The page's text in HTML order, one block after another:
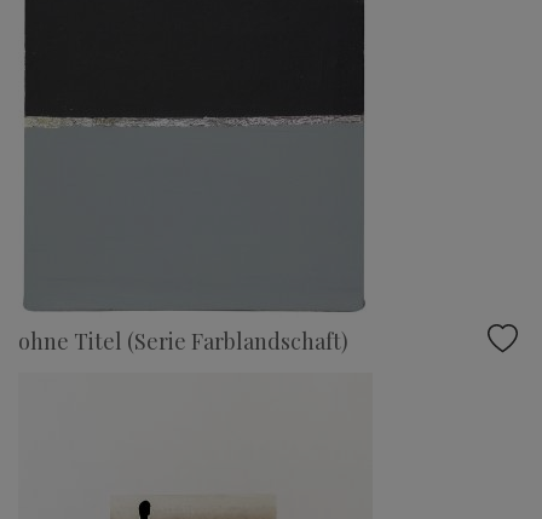
ohne Titel (Serie Farblandschaft)